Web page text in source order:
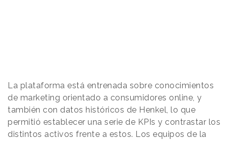
La plataforma está entrenada sobre conocimientos
de marketing orientado a consumidores online, y
también con datos históricos de Henkel, lo que
permitió establecer una serie de KPIs y contrastar los
distintos activos frente a estos. Los equipos de la